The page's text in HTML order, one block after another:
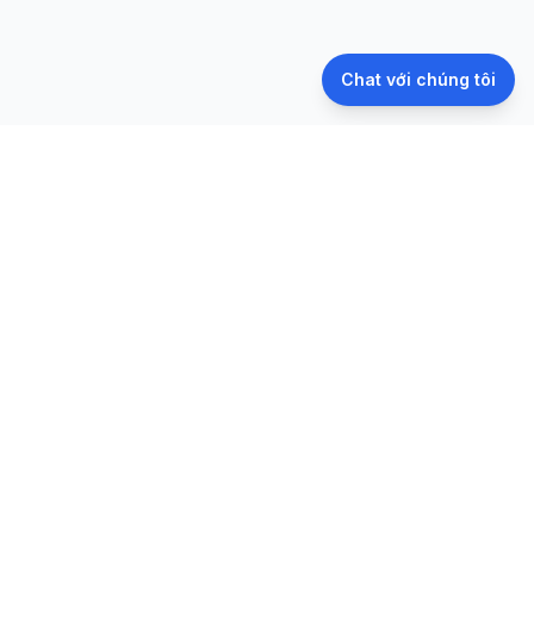
Chat với chúng tôi